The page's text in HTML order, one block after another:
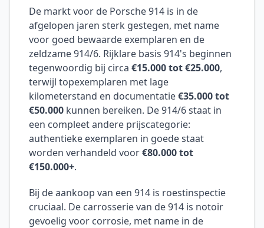
De markt voor de Porsche 914 is in de
afgelopen jaren sterk gestegen, met name
voor goed bewaarde exemplaren en de
zeldzame 914/6. Rijklare basis 914's beginnen
tegenwoordig bij circa €15.000 tot €25.000,
terwijl topexemplaren met lage
kilometerstand en documentatie€35.000 tot
€50.000 kunnen bereiken. De 914/6 staat in
een compleet andere prijscategorie:
authentieke exemplaren in goede staat
worden verhandeld voor€80.000 tot
€150.000+.
Bij de aankoop van een 914 is roestinspectie
cruciaal. De carrosserie van de 914 is notoir
gevoelig voor corrosie, met name in de